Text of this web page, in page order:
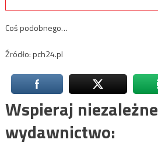
Coś podobnego…
Źródło: pch24.pl
Wspieraj niezależne
wydawnictwo: